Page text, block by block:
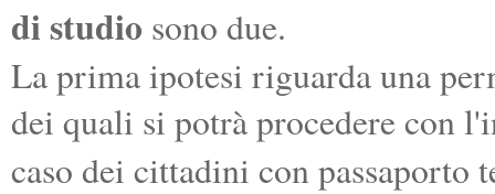
di studio sono due.
La prima ipotesi riguarda una
dei quali si potrà procedere con
caso dei cittadini con passaporto